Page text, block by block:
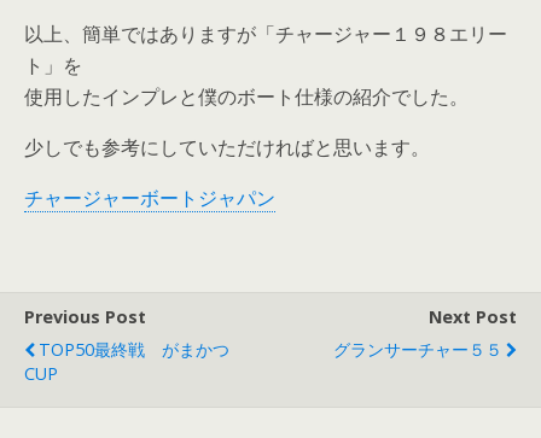
以上、簡単ではありますが「チャージャー１９８エリー
ト」を
使用したインプレと僕のボート仕様の紹介でした。
少しでも参考にしていただければと思います。
チャージャーボートジャパン
Previous Post
TOP50最終戦 がまかつ
CUP
Next Post
グランサーチャー５５